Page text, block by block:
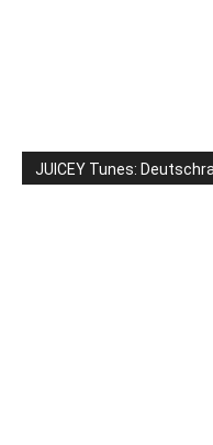
JUICEY Tunes: